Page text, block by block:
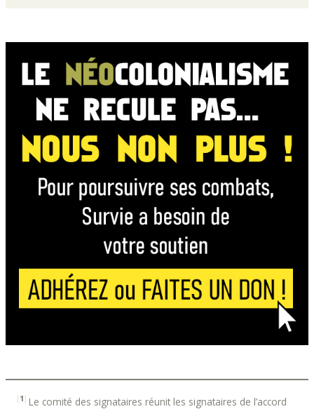
[1] Le comité des signataires réunit les signataires de l’accord